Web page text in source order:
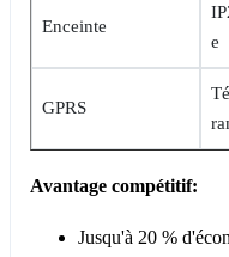
Enceinte
e
GPRS
Avantage compétitif:
Jusqu'à 20 %